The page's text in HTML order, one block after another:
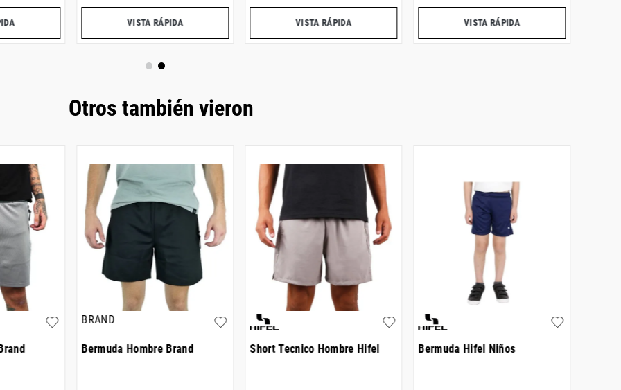
VISTA RÁPIDA VISTA RÁPIDA VISTA RÁPIDA
Otros también vieron
BRAND
Bermuda Hombre Brand Short Tecnico Hombre Hifel Bermuda Hifel Niños